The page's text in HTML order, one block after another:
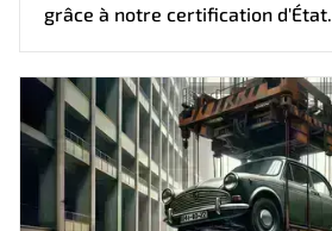
grâce à notre certification d'État.